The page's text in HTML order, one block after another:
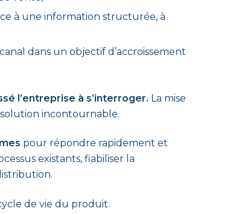
à une information structurée, à
dans un objectif d’accroissement
l’entreprise à s’interroger. La mise
solution incontournable.
pour répondre rapidement et
existants, fiabiliser la
de vie du produit.